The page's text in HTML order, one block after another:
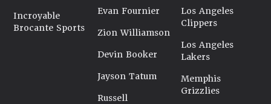
Incroyable
Brocante Sports
Evan Fournier
Zion Williamson
Devin Booker
Jayson Tatum
Russell
Los Angeles
Clippers
Los Angeles
Lakers
Memphis
Grizzlies